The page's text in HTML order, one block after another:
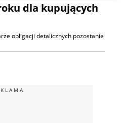
dla kupujących
obligacji detalicznych pozostanie